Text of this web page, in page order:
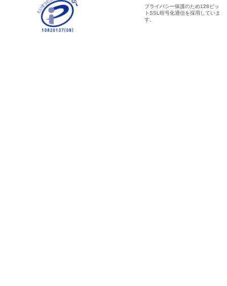
プライバシー保護のため128ビッ
トSSL暗号化通信を採用していま
す。